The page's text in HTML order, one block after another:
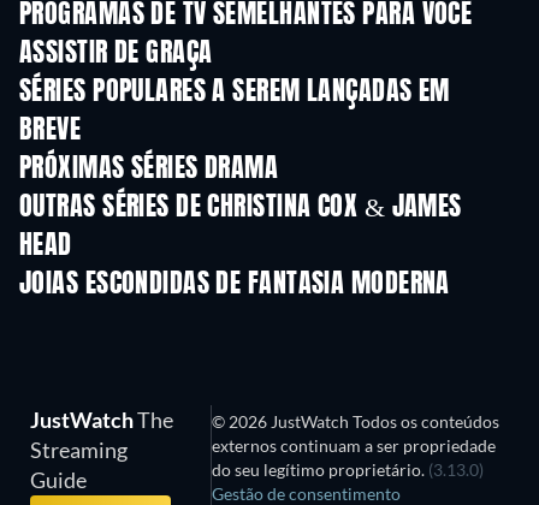
PROGRAMAS DE TV SEMELHANTES PARA VOCÊ
ASSISTIR DE GRAÇA
Série
SÉRIES POPULARES A SEREM LANÇADAS EM
BREVE
PRÓXIMAS SÉRIES DRAMA
Temporada 4
OUTRAS SÉRIES DE CHRISTINA COX & JAMES
HEAD
JOIAS ESCONDIDAS DE FANTASIA MODERNA
JustWatchThe
Streaming
Guide
© 2026 JustWatch Todos os conteúdos
externos continuam a ser propriedade
do seu legítimo proprietário. (3.13.0)
Gestão de consentimento